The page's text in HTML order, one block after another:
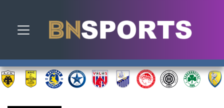
Toggle navigation